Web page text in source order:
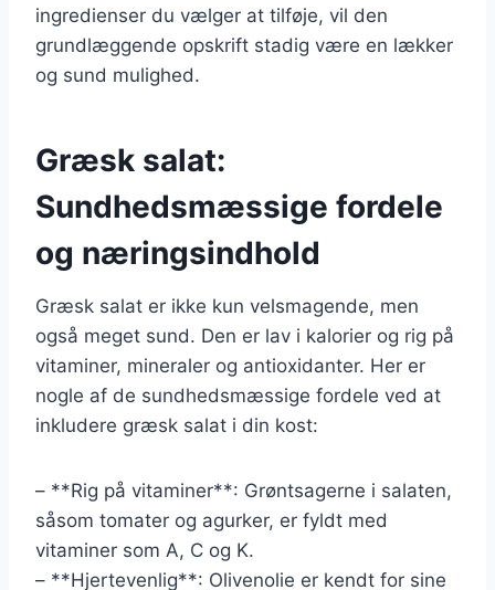
ingredienser du vælger at tilføje, vil den
grundlæggende opskrift stadig være en lækker
og sund mulighed.
Græsk salat:
Sundhedsmæssige fordele
og næringsindhold
Græsk salat er ikke kun velsmagende, men
også meget sund. Den er lav i kalorier og rig på
vitaminer, mineraler og antioxidanter. Her er
nogle af de sundhedsmæssige fordele ved at
inkludere græsk salat i din kost:
– **Rig på vitaminer**: Grøntsagerne i salaten,
såsom tomater og agurker, er fyldt med
vitaminer som A, C og K.
– **Hjertevenlig**: Olivenolie er kendt for sine